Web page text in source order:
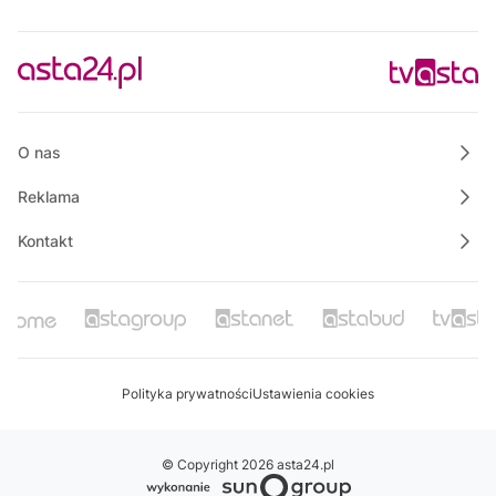
15:00
Polskie Lasy
15:30
O nas
Reklama
Kontakt
Polityka prywatnościUstawienia cookies
© Copyright 2026 asta24.pl